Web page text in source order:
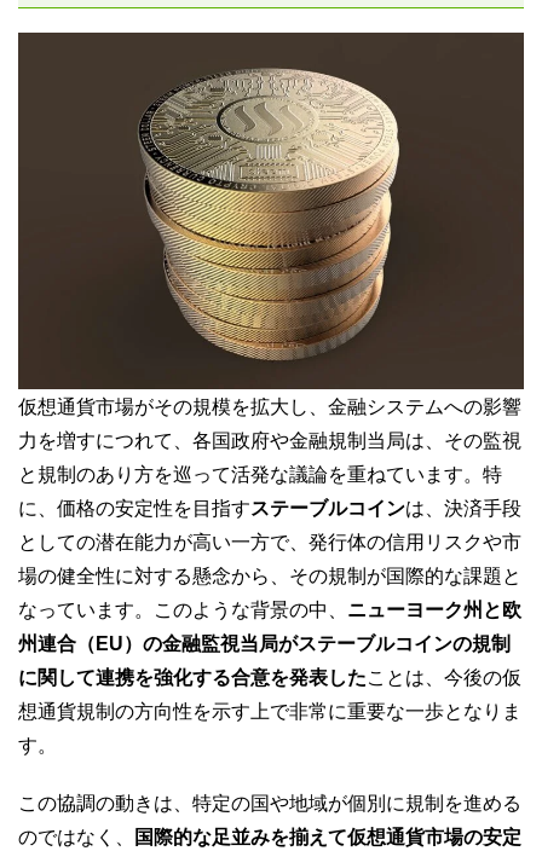
仮想通貨市場がその規模を拡大し、金融システムへの影響
力を増すにつれて、各国政府や金融規制当局は、その監視
と規制のあり方を巡って活発な議論を重ねています。特
に、価格の安定性を目指すステーブルコインは、決済手段
としての潜在能力が高い一方で、発行体の信用リスクや市
場の健全性に対する懸念から、その規制が国際的な課題と
なっています。このような背景の中、 ニューヨーク州と欧
州連合（EU）の金融監視当局がステーブルコインの規制
に関して連携を強化する合意を発表したことは、今後の仮
想通貨規制の方向性を示す上で非常に重要な一歩となりま
す。
この協調の動きは、特定の国や地域が個別に規制を進める
のではなく、
国際的な足並みを揃えて仮想通貨市場の安定